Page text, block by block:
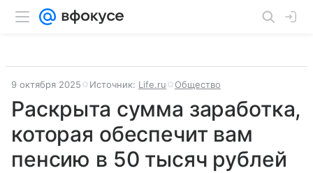
9 октября 2025 Источник: Life.ru Общество
Раскрыта сумма заработка,
которая обеспечит вам
пенсию в 50 тысяч рублей